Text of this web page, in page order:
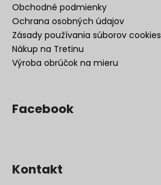
Obchodné podmienky
Ochrana osobných údajov
Zásady používania súborov cookies
Nákup na Tretinu
Výroba obrúčok na mieru
Facebook
Kontakt